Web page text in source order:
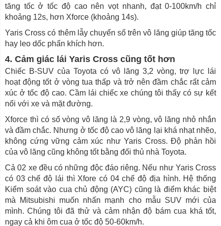
tăng tốc ở tốc độ cao nên vọt nhanh, đạt 0-100km/h chỉ
khoảng 12s, hơn Xforce (khoảng 14s).
Yaris Cross có thêm lẫy chuyển số trên vô lăng giúp tăng tốc
hay leo dốc phấn khích hơn.
4. Cảm giác lái Yaris Cross cũng tốt hơn
Chiếc B-SUV của Toyota có vô lăng 3,2 vòng, trợ lực lái
hoạt động tốt ở vòng tua thấp và trở nên đầm chắc rất cảm
xúc ở tốc độ cao. Cầm lái chiếc xe chúng tôi thấy có sự kết
nối với xe và mặt đường.
Xforce thì có số vòng vô lăng là 2,9 vòng, vô lăng nhỏ nhắn
và đầm chắc. Nhưng ở tốc độ cao vô lăng lại khá nhạt nhẽo,
không cứng vững cảm xúc như Yaris Cross. Độ phản hồi
của vô lăng cũng không tốt bằng đối thủ nhà Toyota.
Cả 02 xe đều có những độc đáo riêng. Nếu như Yaris Cross
có 03 chế độ lái thì Xfore có 04 chế độ địa hình. Hệ thống
Kiểm soát vào cua chủ động (AYC) cũng là điểm khác biệt
mà Mitsubishi muốn nhấn mạnh cho mẫu SUV mới của
mình. Chúng tôi đã thử và cảm nhận độ bám cua khá tốt,
ngay cả khi ôm cua ở tốc độ 50-60km/h.